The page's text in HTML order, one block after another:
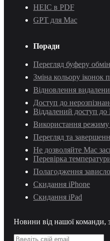
HEIC в PDF
GPT для Mac
Поради
Перегляд буферу
Зміна кольору іконок
Відновлення
Доступ до
Віддалений доступ до
Використання режиму
Перегляд та
Не дозволяйте Mac
Перевірка
Полагодження
Скидання iPhone
Скидання iPad
Новини від нашої команди,